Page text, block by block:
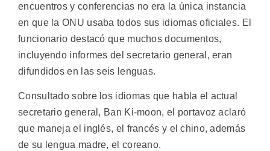
encuentros y conferencias no era la única instancia
en que la ONU usaba todos sus idiomas oficiales. El
funcionario destacó que muchos documentos,
incluyendo informes del secretario general, eran
difundidos en las seis lenguas.
Consultado sobre los idiomas que habla el actual
secretario general, Ban Ki-moon, el portavoz aclaró
que maneja el inglés, el francés y el chino, además
de su lengua madre, el coreano.